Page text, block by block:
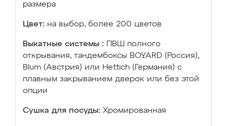
размера
Цвет: на выбор, более 200 цветов
Выкатные системы :
ПВШ полного
открывания, тандембоксы BOYARD (Россия),
Blum (Австрия) или Hettich (Германия) с
плавным закрыванием дверок или без этой
опции
Сушка для посуды: Хромированная